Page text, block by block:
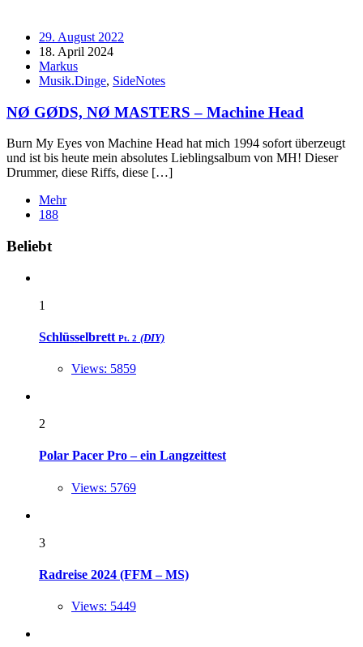
29. August 2022
18. April 2024
Markus
Musik.Dinge, SideNotes
NØ GØDS, NØ MASTERS – Machine Head
Burn My Eyes von Machine Head hat mich 1994 sofort überzeugt
und ist bis heute mein absolutes Lieblingsalbum von MH! Dieser
Drummer, diese Riffs, diese […]
Mehr
188
Widgets
Beliebt
1
Schlüsselbrett Pt. 2 (DIY)
Views: 5859
2
Polar Pacer Pro – ein Langzeittest
Views: 5769
3
Radreise 2024 (FFM – MS)
Views: 5449